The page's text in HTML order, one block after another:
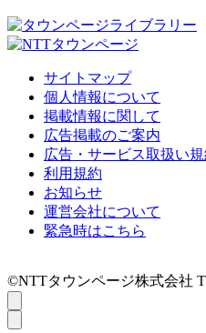
サイトマップ
個人情報について
掲載情報に関して
広告掲載のご案内
広告・サービス取扱い
利用規約
お知らせ
運営会社について
緊急時はこちら
©NTTタウンページ株式会社